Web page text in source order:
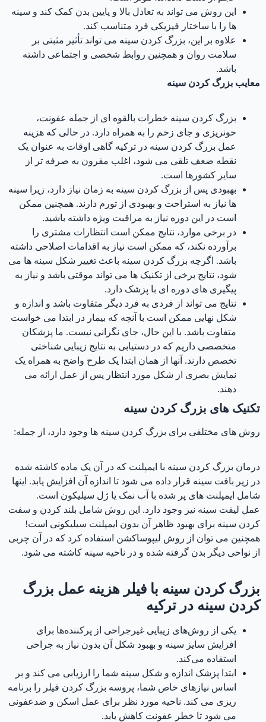
این روش می تواند به تعادل بالا و پایین بدن کمک کند و سینه
ها را با ساختار فیزیکی فرد متناسب کند.
علاوه بر این، بزرگ کردن سینه می تواند تأثیر مثبتی بر
سلامت روان و همچنین روابط شخصی و اجتماعی داشته
باشد.
معایب بزرگ کردن سینه
بزرگ کردن سینه خطرات بالقوه ای از جمله عفونت،
خونریزی و جای زخم را به همراه دارد. در حالی که هزینه
عمل بزرگ کردن سینه در ترکیه گاهی اوقات به عنوان یک
نقطه ضعف تلقی می شود، اغلب مقرون به صرفه تر از
سایر کشورها است.
بهبودی پس از بزرگ کردن سینه به زمان نیاز دارد، زیرا سینه
ها نیاز به استراحت و بهبودی از تورم دارند. همچنین ممکن
است در این دوره نیاز به مراقبت ویژه داشته باشید.
در برخی موارد، نتایج ممکن است انتظارات مشتری را
برآورده نکند، که ممکن است نیاز به اقدامات اصلاحی داشته
باشد. اگرچه بزرگ کردن سینه باعث تغییر شکل سینه ها می
شود، نتایج برخی از تکنیک ها می تواند موقتی باشد و نیاز به
پیگیری های دوره ای با پزشک دارد.
نتایج می تواند از فردی به فرد دیگر متفاوت باشد و اندازه و
شکل نهایی ممکن است با آنچه که بیمار در ابتدا می خواست
متفاوت باشد. با این حال، جای نگرانی نیست. ما پزشکان
متخصصی داریم که در دستیابی به نتایج زیبایی شناختی
تخصص دارند. آنها از همان ابتدا یک طرح واضح به همراه یک
نمایش بصری از شکل مورد انتظار پس از عمل ارائه می
دهند.
تکنیک های بزرگ کردن سینه
روش های مختلفی برای بزرگ کردن سینه ها وجود دارد، از جمله:
درمان بزرگ کردن سینه با ایمپلنت که در آن یک ماده کاشته شده
در زیر بافت سینه قرار داده می شود تا اندازه آن افزایش یابد. اینها
شامل ایمپلنت های پر شده با آب نمک یا ژل سیلیکون است.
عمل لیفت سینه نیز وجود دارد. این روش شامل بلند کردن و سفت
کردن سینه برای بهبود ظاهر آن بدون ایمپلنت سیلیکونی است!
همچنین می توان از روش لیپوساکشن استفاده کرد که در آن چربی
از نواحی دیگر بدن گرفته شده و در ناحیه سینه کاشته می شود.
بزرگ کردن سینه با فیلر هزینه عمل بزرگ
کردن سینه در ترکیه
یکی از روش‌های زیبایی غیرجراحی از پرکننده‌ها برای
افزایش سایز سینه و بهبود شکل آن بدون نیاز به جراحی
استفاده می‌کند.
ابتدا پزشک اندازه و شکل سینه شما را ارزیابی می کند و بر
اساس نیازهای خاص شما، پروسه بزرگ کردن فیلر را برنامه
ریزی می کند. ناحیه مورد نظر برای عمل اسکن و ضدعفونی
می شود تا خطر عفونت کاهش یابد.